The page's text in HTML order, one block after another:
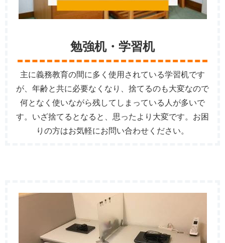
勉強机・学習机
主に義務教育の間に多く使用されている学習机です
が、年齢と共に必要なくなり、捨てるのも大変なので
何となく使いながら残してしまっている人が多いで
す。いざ捨てるとなると、思ったより大変です。お困
りの方はお気軽にお問い合わせください。